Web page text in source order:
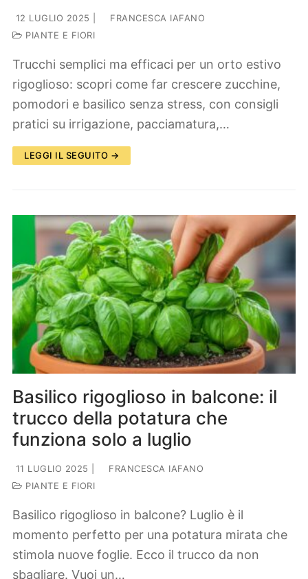
12 LUGLIO 2025
FRANCESCA IAFANO
PIANTE E FIORI
Trucchi semplici ma efficaci per un orto estivo
rigoglioso: scopri come far crescere zucchine,
pomodori e basilico senza stress, con consigli
pratici su irrigazione, pacciamatura,…
LEGGI IL SEGUITO →
Basilico rigoglioso in balcone: il
trucco della potatura che
funziona solo a luglio
11 LUGLIO 2025
FRANCESCA IAFANO
PIANTE E FIORI
Basilico rigoglioso in balcone? Luglio è il
momento perfetto per una potatura mirata che
stimola nuove foglie. Ecco il trucco da non
sbagliare. Vuoi un…